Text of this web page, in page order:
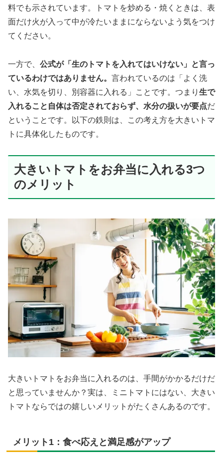
料でも示されています。トマトを炒める・焼くときは、表
面だけ火が入って中が冷たいままにならないよう気をつけ
てください。
一方で、 公式が「生のトマトを入れてはいけない」と言っ
ているわけではありません。 言われているのは「よく洗
い、水気を切り、別容器に入れる」ことです。つまり 生で
入れること自体は否定されておらず、水分の扱いが要点だ
ということです。以下の鉄則は、この考え方を大きいトマ
トに具体化したものです。
大きいトマトをお弁当に入れる3つ
のメリット
大きいトマトをお弁当に入れるのは、手間がかかるだけだ
と思っていませんか？実は、ミニトマトにはない、大きい
トマトならではの嬉しいメリットがたくさんあるのです。
メリット1：食べ応えと満足感がアップ